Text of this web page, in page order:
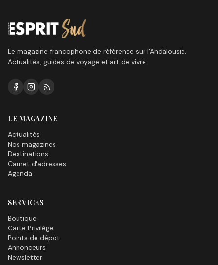
Le magazine francophone de référence sur l'Andalousie.
Actualités, guides de voyage et art de vivre.
LE MAGAZINE
Actualités
Nos magazines
Destinations
Carnet d'adresses
Agenda
SERVICES
Boutique
Carte Privilège
Points de dépôt
Annonceurs
Newsletter